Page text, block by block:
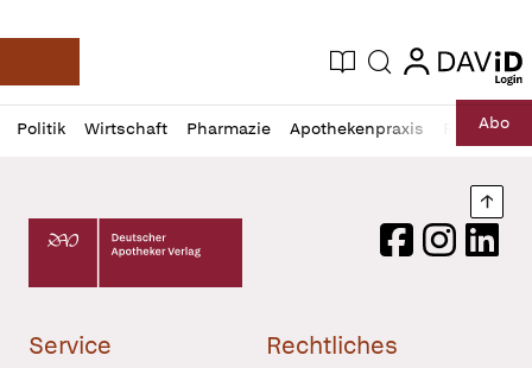
Deutsche Apotheker Zeitung
Aktuelle Ausgabe
Suche login
login
Politik Wirtschaft Pharmazie Apothekenpraxis RechtAbo
Profil
öffnen
Daz
Pur
Deutscher Apotheker Verlag Logo
FacebookInstagram
Service Rechtliches